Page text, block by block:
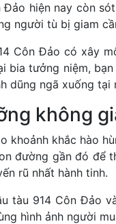
Đảo hiện nay còn
người tù bị giam
Côn Đảo có xây
bia tưởng niệm,
dũng ngã xuống tại
không
khoảnh khắc hào
đường gần đó để
rũ nhất hành tinh.
tàu 914 Côn Đảo
hình ảnh người